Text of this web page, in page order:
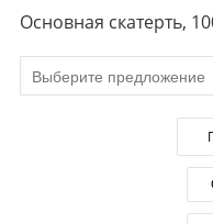
Основная скатерть,